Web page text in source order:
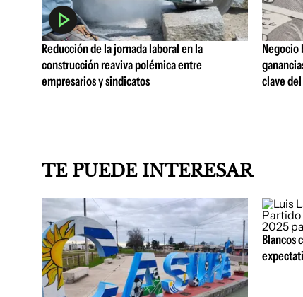
Reducción de la jornada laboral en la
construcción reaviva polémica entre
empresarios y sindicatos
Negocio
clave
TE PUEDE INTERESAR
Blancos